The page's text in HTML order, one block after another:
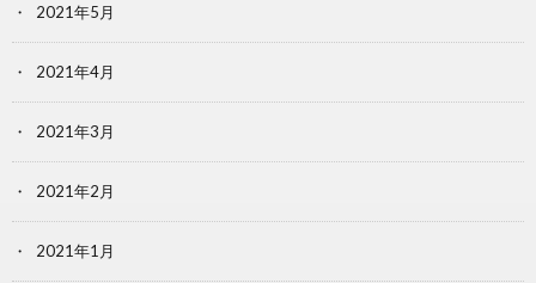
2021年5月
2021年4月
2021年3月
2021年2月
2021年1月